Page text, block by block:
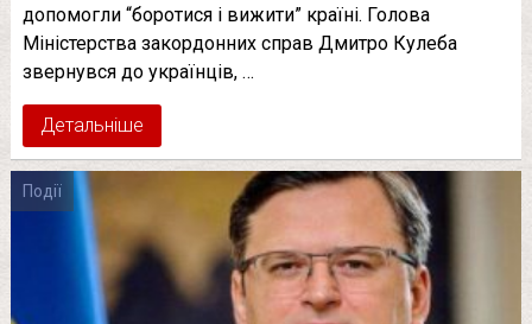
допомогли “боротися і вижити” країні. Голова
Міністерства закордонних справ Дмитро Кулеба
звернувся до українців, …
Детальніше
Події